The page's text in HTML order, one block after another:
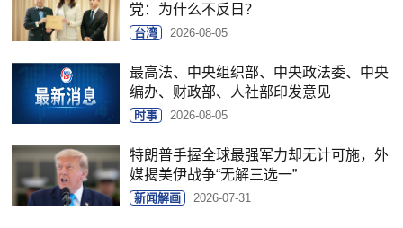
党：为什么不反日？
台湾 2026-08-05
最高法、中央组织部、中央政法委、中央
编办、财政部、人社部印发意见
时事 2026-08-05
特朗普手握全球最强军力却无计可施，外
媒揭美伊战争“无解三选一”
新闻解画 2026-07-31